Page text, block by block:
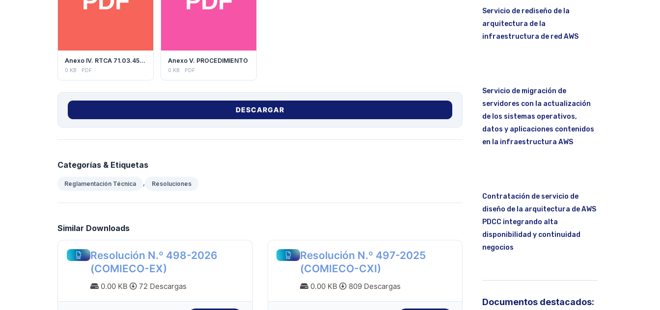
Anexo IV. RTCA 71.03.45:07
0 KB PDF
Anexo V. PROCEDIMIENTO
0 KB PDF
DESCARGAR
Categorías & Etiquetas
Reglamentación Técnica Resoluciones
Similar Downloads
Resolución N.º 498-2026
(COMIECO-EX)
0.00 KB 72 Descargas
Resolución N.º 497-2025
(COMIECO-CXI)
0.00 KB 809 Descargas
Servicio de rediseño de la
arquitectura de la
infraestructura de red AWS
Servicio de migración de
servidores con la actualización
de los sistemas operativos,
datos y aplicaciones contenidos
en la infraestructura AWS
Contratación de servicio de
diseño de la arquitectura de AWS
PDCC integrando alta
disponibilidad y continuidad
negocios
Documentos destacados: